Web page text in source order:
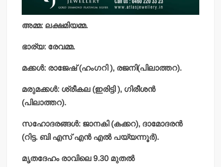
അമ്മ: ലക്ഷമിയമ്മ.
ഭാര്യ: രേവമ്മ.
മക്കള്‍: രാജേഷ് (ഹംഗറി ), രജനി(പിലാത്തറ).
മരുമക്കള്‍: ശ്രീകല (ഇരിട്ടി ), ഗിരീശന്‍
(പിലാത്തറ).
സഹോദരങ്ങള്‍: ജാനകി (കക്കറ), ദാമോദരന്‍
(റിട്ട. ബി എസ് എന്‍ എല്‍ പയ്യന്നൂര്‍).
മൃതദേഹം രാവിലെ 9.30 മുതല്‍